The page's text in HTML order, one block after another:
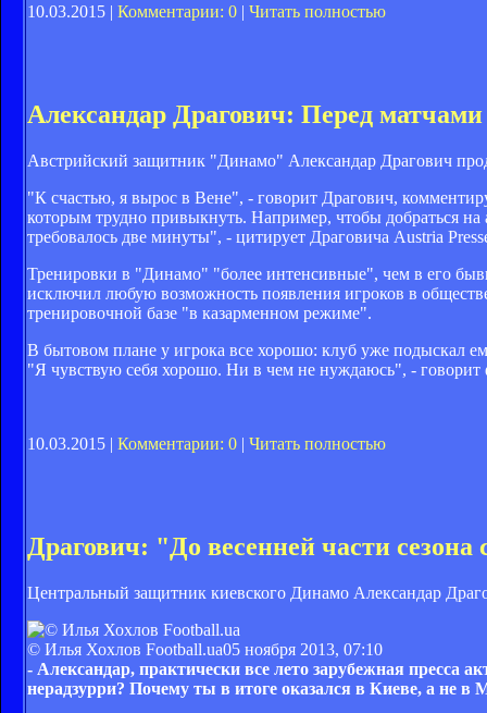
10.03.2015 | Комментарии: 0 | Читать полностью
Александар Драгович: Перед
Австрийский защитник "Динамо" Александар Драгович
"К счастью, я вырос в Вене", - говорит Драгович,
которым трудно привыкнуть. Например, чтобы добраться
требовалось две минуты", - цитирует Драговича Austria
Тренировки в "Динамо" "более интенсивные", чем в его
исключил любую возможность появления игроков в
тренировочной базе "в казарменном режиме".
В бытовом плане у игрока все хорошо: клуб уже подыскал
"Я чувствую себя хорошо. Ни в чем не нуждаюсь", - говорит
10.03.2015 | Комментарии: 0 | Читать полностью
Драгович: "До весенней части сезона
Центральный защитник киевского Динамо Александар
© Илья Хохлов Football.ua05 ноября 2013, 07:10
- Александар, практически все лето зарубежная пресса
нерадзурри? Почему ты в итоге оказался в Киеве, а не в